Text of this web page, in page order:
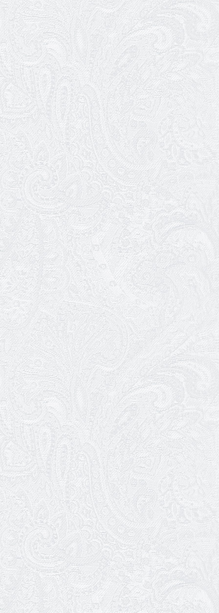
Вітаємо з 10-річчям вистави «Ніч
перед Різдвом»!
23.12.2025
101 річниця з дня народження
Михайла Водяного
22.12.2025
Вітаємо з Днем енергетика!
22.12.2025
Ювілей Сергія Солодухіна
22.12.2025
Підсумки 2025 року
21.12.2025
Мюзикл «Канкан» — в репертуарі
Одеського театру музкомедії
20.12.2025
Перший показ «Канкана»
11.12.2025
Виставі «Ніч перед Різдвом» — 10
років!
08.12.2025 Ігор Назаренко
Благодійна акція в театрі: волонтерки
Одеської кірхи завітали на оперету
«Ніч у Венеції»
06.12.2025
День Збройних Сил України
04.12.2025
З прем'єрою Інну Кулікову та
Володимира Кудлая
03.12.2025
Театр шукає прибиральників
29.11.2025
Ювілей Наталії Погорелкіної
28.11.2025
105 років від дня народження Євгенії
Дембської
24.11.2025
Чорна п'ятниця — 2025
22.11.2025
Трудовий ювілей Людмили Шевчук
21.11.2025
Прем'єра вистави «Децима»